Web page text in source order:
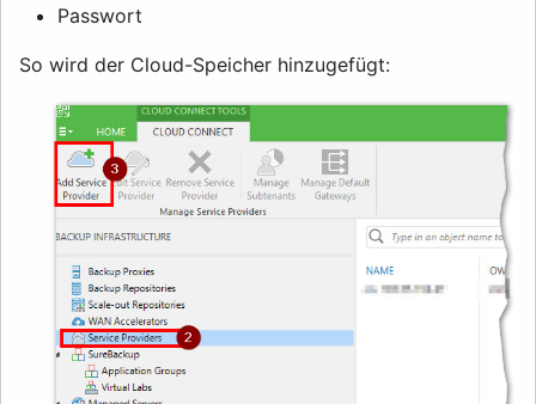
Passwort
So wird der Cloud-Speicher hinzugefügt: